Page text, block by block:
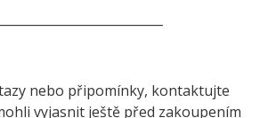
nebo připomínky, kontaktujte
vyjasnit ještě před zakoupením